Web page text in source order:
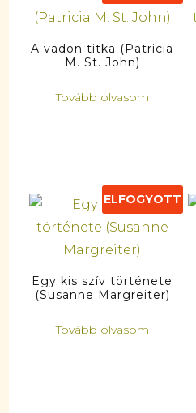
A vadon titka (Patricia
M. St. John)
Tovább olvasom
ELFOGYOTT
Egy kis szív története
(Susanne Margreiter)
Tovább olvasom